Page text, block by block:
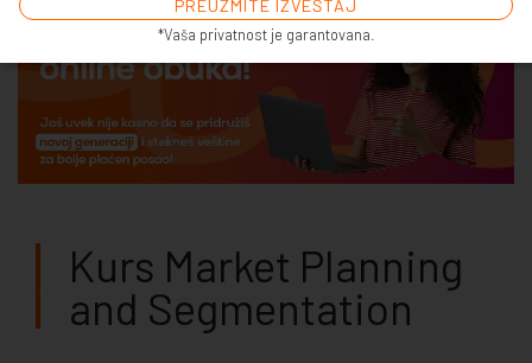
*Vaša privatnost je garantovana.
Kurs Market Planning
and Segmentation